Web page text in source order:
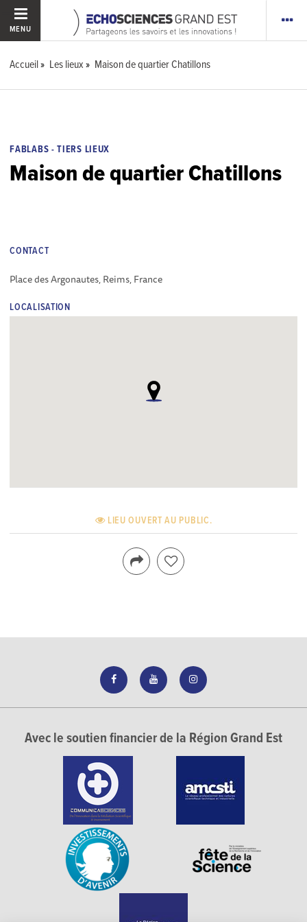
MENU
Accueil Les lieux Maison de quartier Chatillons
FABLABS - TIERS LIEUX
Maison de quartier Chatillons
CONTACT
Place des Argonautes, Reims, France
LOCALISATION
LIEU OUVERT AU PUBLIC.
Avec le soutien financier de la Région Grand Est